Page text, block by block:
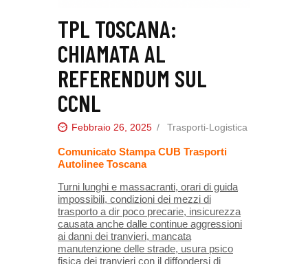
INTERNAZIONALE
RASSEGNA STAMPA
TPL TOSCANA:
CHIAMATA AL
REFERENDUM SUL
CCNL
Febbraio 26, 2025 Trasporti-Logistica
Comunicato Stampa CUB Trasporti
Autolinee Toscana
Turni lunghi e massacranti, orari di guida
impossibili, condizioni dei mezzi di
trasporto a dir poco precarie, insicurezza
causata anche dalle continue aggressioni
ai danni dei tranvieri, mancata
manutenzione delle strade, usura psico
fisica dei tranvieri con il diffondersi di